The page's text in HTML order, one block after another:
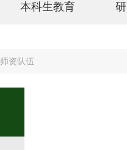
本科生教育
师资队伍